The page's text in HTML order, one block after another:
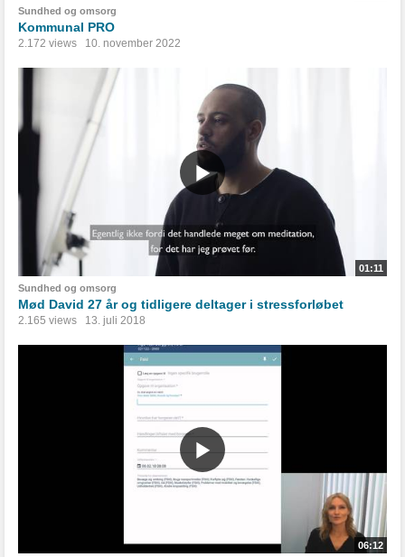
Sundhed og omsorg
Kommunal PRO
2.172 views 10. november 2022
01:11
Sundhed og omsorg
Mød David 27 år og tidligere deltager i stressforløbet
2.165 views 13. juli 2018
06:12